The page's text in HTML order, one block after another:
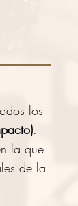
los
.
la que
de la